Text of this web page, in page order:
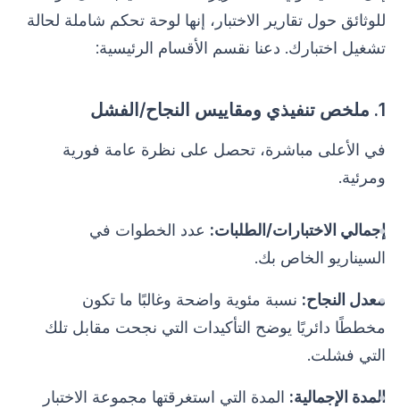
للوثائق حول تقارير الاختبار، إنها لوحة تحكم شاملة لحالة
تشغيل اختبارك. دعنا نقسم الأقسام الرئيسية:
1. ملخص تنفيذي ومقاييس النجاح/الفشل
في الأعلى مباشرة، تحصل على نظرة عامة فورية
ومرئية.
إجمالي الاختبارات/الطلبات: عدد الخطوات في
السيناريو الخاص بك.
معدل النجاح: نسبة مئوية واضحة وغالبًا ما تكون
مخططًا دائريًا يوضح التأكيدات التي نجحت مقابل تلك
التي فشلت.
المدة الإجمالية: المدة التي استغرقتها مجموعة الاختبار